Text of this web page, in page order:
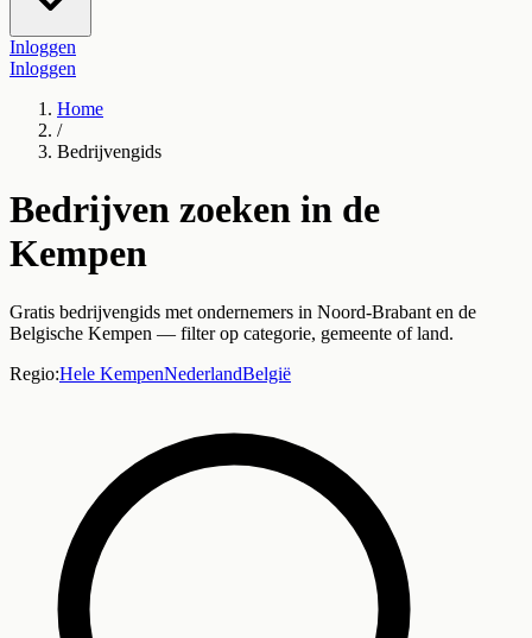
Inloggen
Inloggen
Home
/
Bedrijvengids
Bedrijven zoeken in de
Kempen
Gratis bedrijvengids met ondernemers in Noord-Brabant en de
Belgische Kempen — filter op categorie, gemeente of land.
Regio:Hele KempenNederlandBelgië